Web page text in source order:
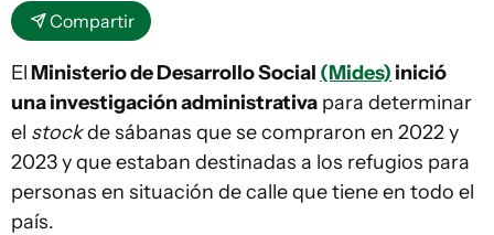
Compartir
El Ministerio de Desarrollo Social (Mides) inició
una investigación administrativa para determinar
el stockde sábanas que se compraron en 2022 y
2023 y que estaban destinadas a los refugios para
personas en situación de calle que tiene en todo el
país.